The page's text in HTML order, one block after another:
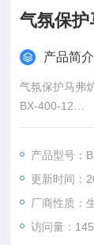
气氛保护
产品简介
气氛保护马弗
BX-400-12
本电炉型号按
塑，电炉背面
产品型号：
更新时间：
厂商性质：
访问量：145